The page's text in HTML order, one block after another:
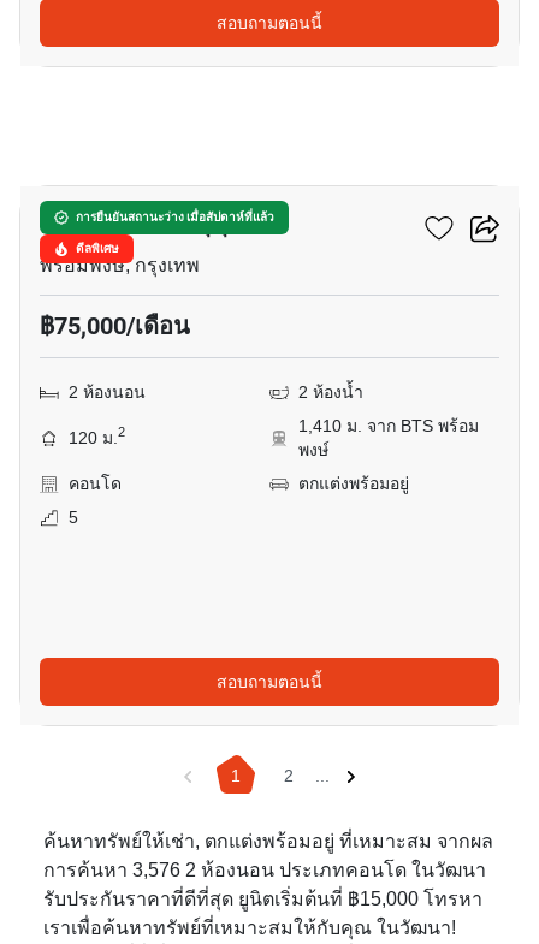
สอบถามตอนนี้
การยืนยันสถานะว่าง เมื่อสัปดาห์ที่แล้ว
ดีลพิเศษ
ดาวน์ทาวน์ 49 สุขุมวิท
พร้อมพงษ์, กรุงเทพ
฿75,000/เดือน
2 ห้องนอน 2 ห้องน้ำ
120 ม.2
1,410 ม. จาก BTS พร้อม
พงษ์
คอนโด
ตกแต่งพร้อมอยู่
5
สอบถามตอนนี้
1 2 ...
ค้นหาทรัพย์ให้เช่า, ตกแต่งพร้อมอยู่ ที่เหมาะสม จากผล
การค้นหา 3,576 2 ห้องนอน ประเภทคอนโด ในวัฒนา
รับประกันราคาที่ดีที่สุด ยูนิตเริ่มต้นที่ ฿15,000 โทรหา
เราเพื่อค้นหาทรัพย์ที่เหมาะสมให้กับคุณ ในวัฒนา!